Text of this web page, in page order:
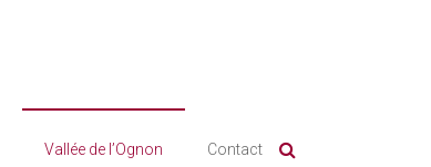
Vallée de l’Ognon Contact